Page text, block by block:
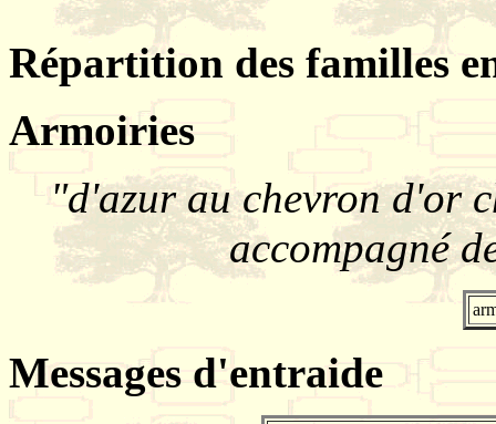
Répartition des familles
Armoiries
"d'azur au chevron d'or
accompagné
Messages d'entraide